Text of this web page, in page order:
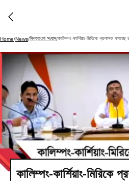
Home/News/বিশ্ববাংলা সংবাদ/
কালিম্পং-কার্শিয়াং-মিরিকে